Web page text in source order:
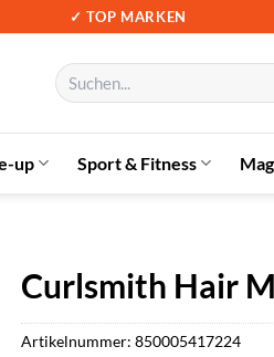
✓ TOP MARKEN
Suchen
nach:
up Sport & Fitness
Curlsmith Hair
Artikelnummer: 850005417224